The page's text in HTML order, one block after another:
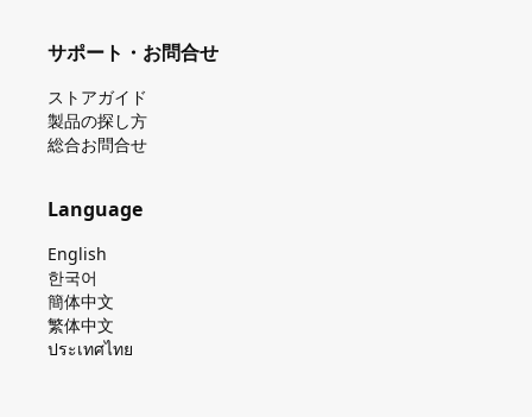
サポート・お問合せ
ストアガイド
製品の探し⽅
総合お問合せ
Language
English
한국어
簡体中文
繁体中文
ประเทศไทย